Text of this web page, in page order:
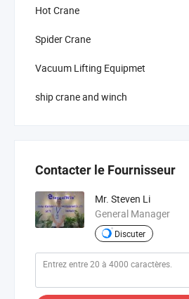
Hot Crane
Spider Crane
Vacuum Lifting Equipmet
ship crane and winch
Contacter le Fournisseur
Mr. Steven Li
General Manager
Discuter